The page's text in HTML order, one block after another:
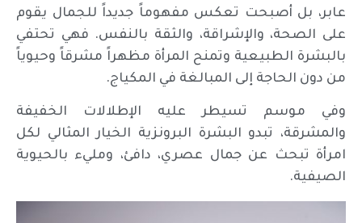
عابر، بل أصبحت تعكس مفهوماً جديداً للجمال يقوم
على الصحة، والإشراقة، والثقة بالنفس. فهي تحتفي
بالبشرة الطبيعية وتمنح المرأة مظهراً مشرقاً وحيوياً
من دون الحاجة إلى المبالغة في المكياج.
وفي موسم تسيطر عليه الإطلالات الخفيفة
والمشرقة، تبدو البشرة البرونزية الخيار المثالي لكل
امرأة تبحث عن جمال عصري، دافئ، ومليء بالحيوية
الصيفية.